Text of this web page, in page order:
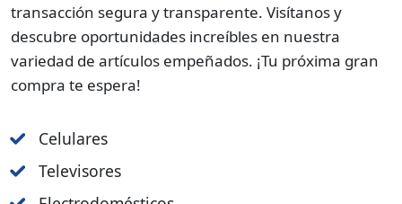
transacción segura y transparente. Visítanos y
descubre oportunidades increíbles en nuestra
variedad de artículos empeñados. ¡Tu próxima gran
compra te espera!
Celulares
Televisores